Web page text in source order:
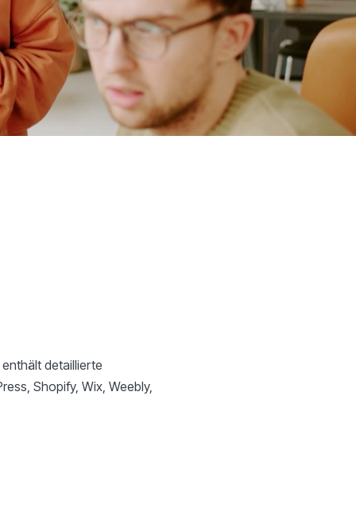
detaillierte
Shopify, Wix, Weebly,